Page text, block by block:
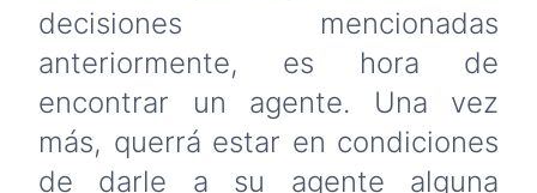
decisiones mencionadas
anteriormente, es hora de
encontrar un agente. Una vez
más, querrá estar en condiciones
de darle a su agente alguna